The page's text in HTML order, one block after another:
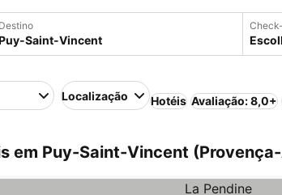
Destino
Localização Hotéis Avaliação: 8,0+
em Puy-Saint-Vincent